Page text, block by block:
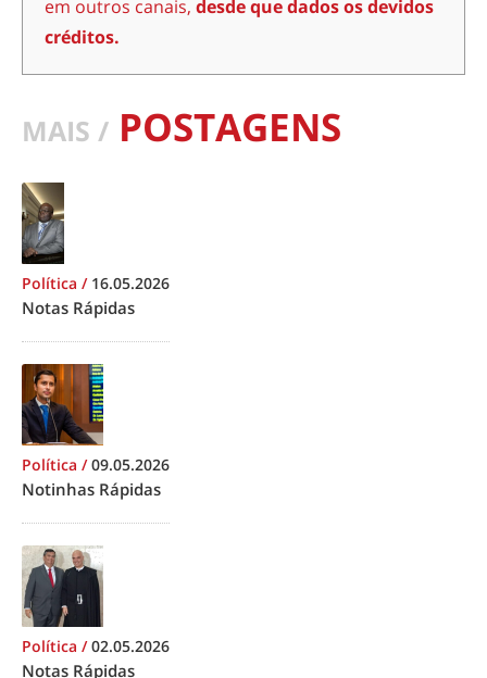
em outros canais, desde que dados os devidos
créditos.
MAIS / POSTAGENS
Política / 16.05.2026
Notas Rápidas
Política /09.05.2026
Notinhas Rápidas
Política /02.05.2026
Notas Rápidas